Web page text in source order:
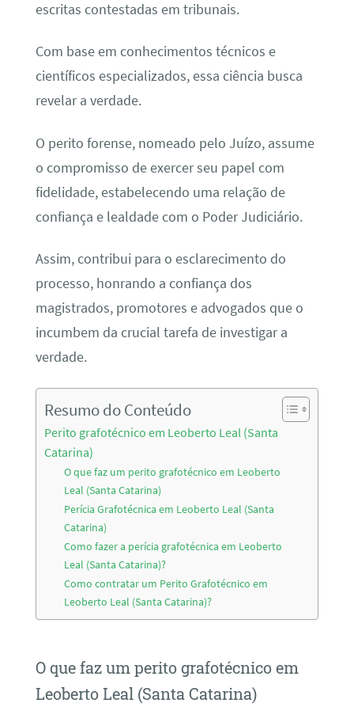
escritas contestadas em tribunais.
Com base em conhecimentos técnicos e
científicos especializados, essa ciência busca
revelar a verdade.
O perito forense, nomeado pelo Juízo, assume
o compromisso de exercer seu papel com
fidelidade, estabelecendo uma relação de
confiança e lealdade com o Poder Judiciário.
Assim, contribui para o esclarecimento do
processo, honrando a confiança dos
magistrados, promotores e advogados que o
incumbem da crucial tarefa de investigar a
verdade.
Resumo do Conteúdo
Perito grafotécnico em Leoberto Leal (Santa
Catarina)
O que faz um perito grafotécnico em Leoberto
Leal (Santa Catarina)
Perícia Grafotécnica em Leoberto Leal (Santa
Catarina)
Como fazer a perícia grafotécnica em Leoberto
Leal (Santa Catarina)?
Como contratar um Perito Grafotécnico em
Leoberto Leal (Santa Catarina)?
O que faz um perito grafotécnico em
Leoberto Leal (Santa Catarina)